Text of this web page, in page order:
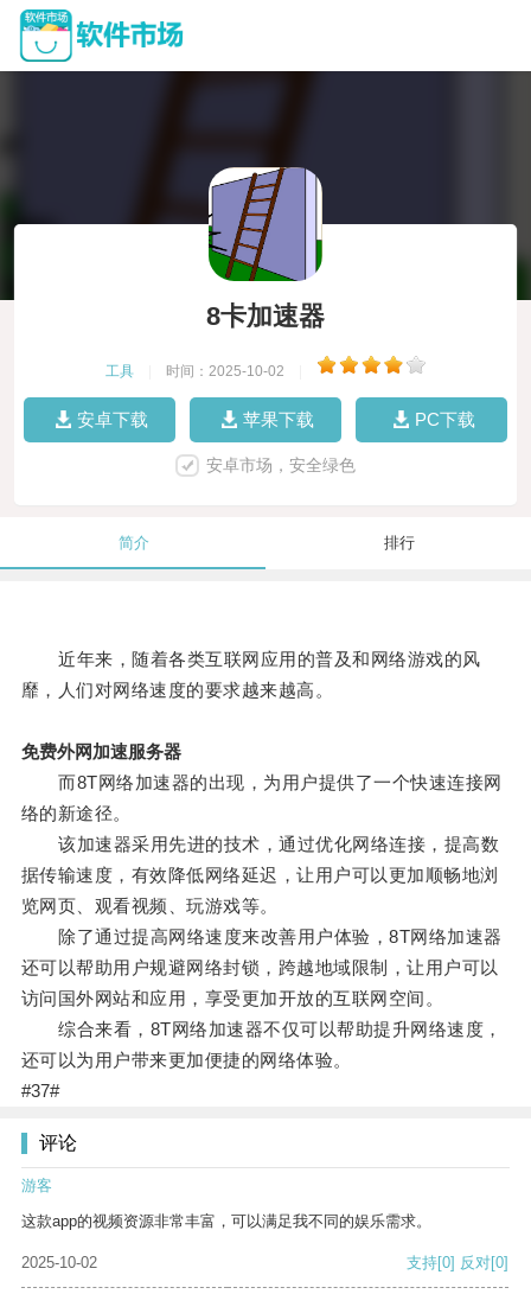
8卡加速器
工具 时间：2025-10-02
安卓下载 苹果下载 PC下载
安卓市场，安全绿色
简介 排行
近年来，随着各类互联网应用的普及和网络游戏的风
靡，人们对网络速度的要求越来越高。
免费外网加速服务器
而8T网络加速器的出现，为用户提供了一个快速连接网
络的新途径。
该加速器采用先进的技术，通过优化网络连接，提高数
据传输速度，有效降低网络延迟，让用户可以更加顺畅地浏
览网页、观看视频、玩游戏等。
除了通过提高网络速度来改善用户体验，8T网络加速器
还可以帮助用户规避网络封锁，跨越地域限制，让用户可以
访问国外网站和应用，享受更加开放的互联网空间。
综合来看，8T网络加速器不仅可以帮助提升网络速度，
还可以为用户带来更加便捷的网络体验。
#37#
评论
游客
这款app的视频资源非常丰富，可以满足我不同的娱乐需求。
2025-10-02 支持[0] 反对[0]